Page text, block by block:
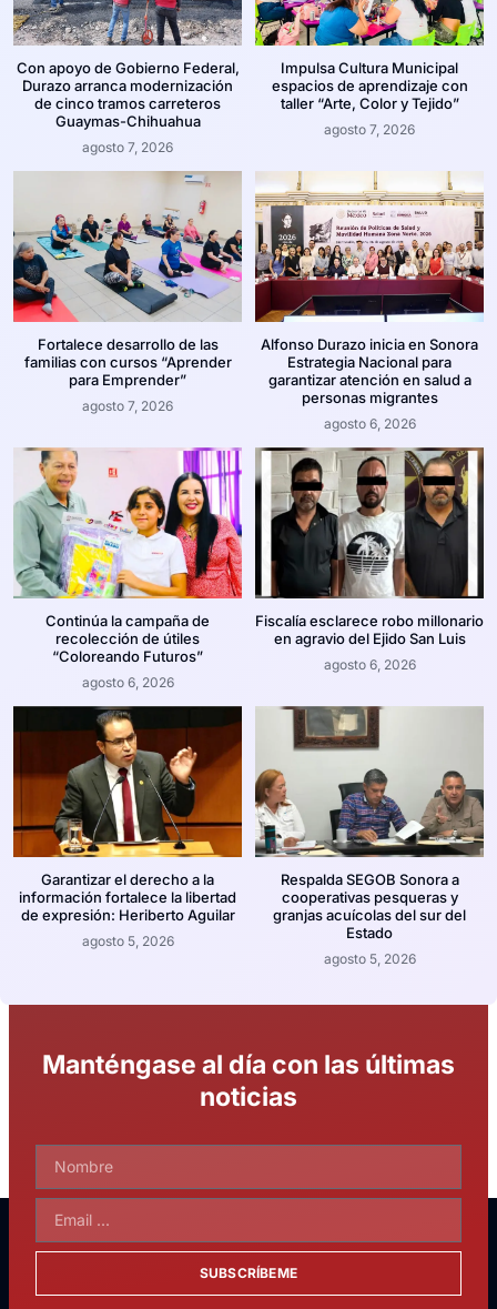
Con apoyo de Gobierno Federal,
Durazo arranca modernización
de cinco tramos carreteros
Guaymas-Chihuahua
agosto 7, 2026
Impulsa Cultura Municipal
espacios de aprendizaje con
taller “Arte, Color y Tejido”
agosto 7, 2026
Fortalece desarrollo de las
familias con cursos “Aprender
para Emprender”
agosto 7, 2026
Alfonso Durazo inicia en Sonora
Estrategia Nacional para
garantizar atención en salud a
personas migrantes
agosto 6, 2026
Continúa la campaña de
recolección de útiles
“Coloreando Futuros”
agosto 6, 2026
Fiscalía esclarece robo millonario
en agravio del Ejido San Luis
agosto 6, 2026
Garantizar el derecho a la
información fortalece la libertad
de expresión: Heriberto Aguilar
agosto 5, 2026
Respalda SEGOB Sonora a
cooperativas pesqueras y
granjas acuícolas del sur del
Estado
agosto 5, 2026
Manténgase al día con las últimas
noticias
SUBSCRÍBEME